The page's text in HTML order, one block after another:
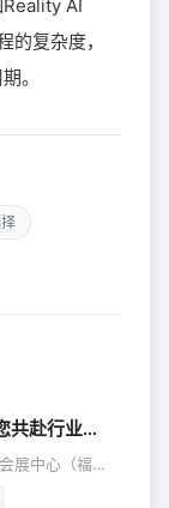
AI
复杂度，
。
行业盛会
展中心（福
器件应用创